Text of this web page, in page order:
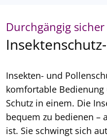
Durchgängig sicher
Insekten- und
komfortable
Schutz in einem. Die
bequem zu bedienen –
ist. Sie schwingt sich